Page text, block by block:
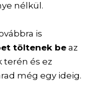
nélkül.
is
töltenek be az
terén és ez
még egy ideig.